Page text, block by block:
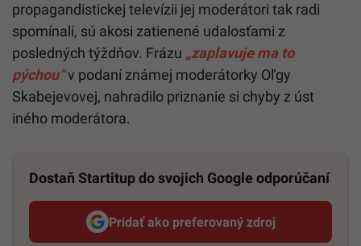
propagandistickej televízii jej moderátori tak radi
spomínali, sú akosi zatienené udalosťami z
posledných týždňov. Frázu „zaplavuje ma to
pýchou“v podaní známej moderátorky Oľgy
Skabejevovej, nahradilo priznanie si chyby z úst
iného moderátora.
Dostaň Startitup do svojich Google odporúčaní
Pridať ako preferovaný zdroj
Startitup, odkaz sa otvorí v